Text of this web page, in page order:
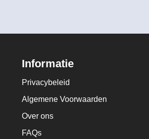
Informatie
Privacybeleid
Algemene Voorwaarden
Over ons
FAQs